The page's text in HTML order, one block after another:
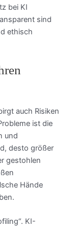
bei KI
sind
ethisch
auch Risiken
ist die
und
desto größer
gestohlen
Hände
KI-